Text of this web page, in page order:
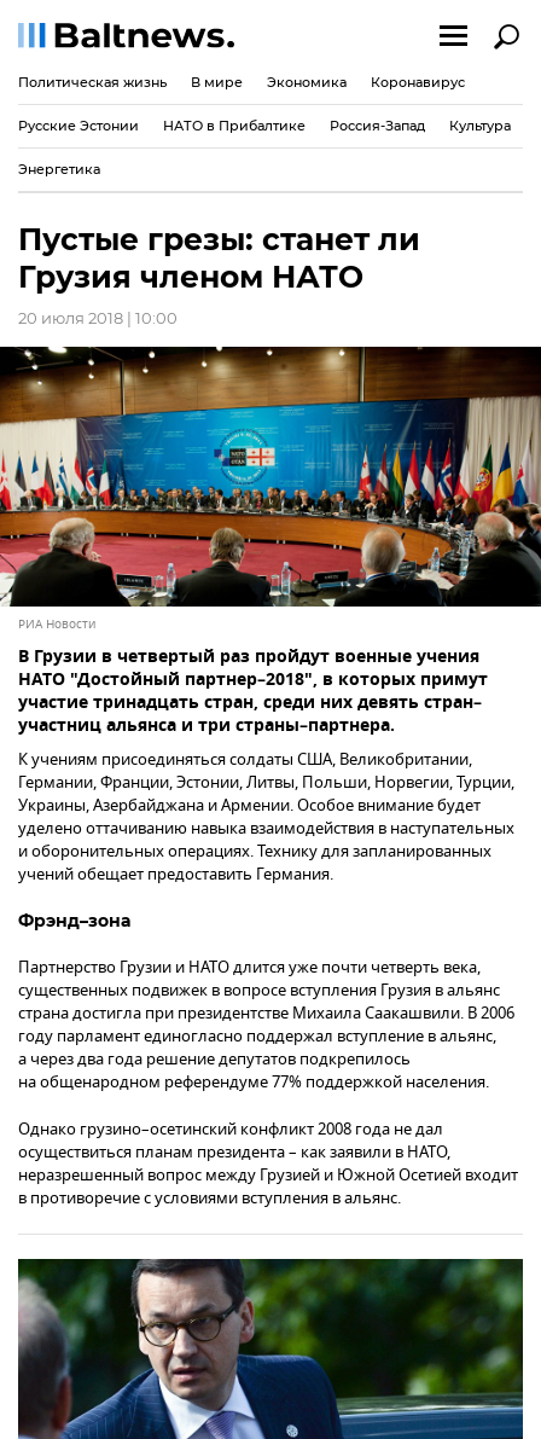
Политическая жизнь В мире Экономика Коронавирус
Русские Эстонии НАТО в Прибалтике Россия-Запад Культура
Энергетика
Пустые грезы: станет ли
Грузия членом НАТО
20 июля 2018 | 10:00
РИА Новости
В Грузии в четвертый раз пройдут военные учения
НАТО "Достойный партнер–2018", в которых примут
участие тринадцать стран, среди них девять стран–
участниц альянса и три страны–партнера.
К учениям присоединяться солдаты США, Великобритании,
Германии, Франции, Эстонии, Литвы, Польши, Норвегии, Турции,
Украины, Азербайджана и Армении. Особое внимание будет
уделено оттачиванию навыка взаимодействия в наступательных
и оборонительных операциях. Технику для запланированных
учений обещает предоставить Германия.
Фрэнд–зона
Партнерство Грузии и НАТО длится уже почти четверть века,
существенных подвижек в вопросе вступления Грузия в альянс
страна достигла при президентстве Михаила Саакашвили. В 2006
году парламент единогласно поддержал вступление в альянс,
а через два года решение депутатов подкрепилось
на общенародном референдуме 77% поддержкой населения.
Однако грузино–осетинский конфликт 2008 года не дал
осуществиться планам президента – как заявили в НАТО,
неразрешенный вопрос между Грузией и Южной Осетией входит
в противоречие с условиями вступления в альянс.